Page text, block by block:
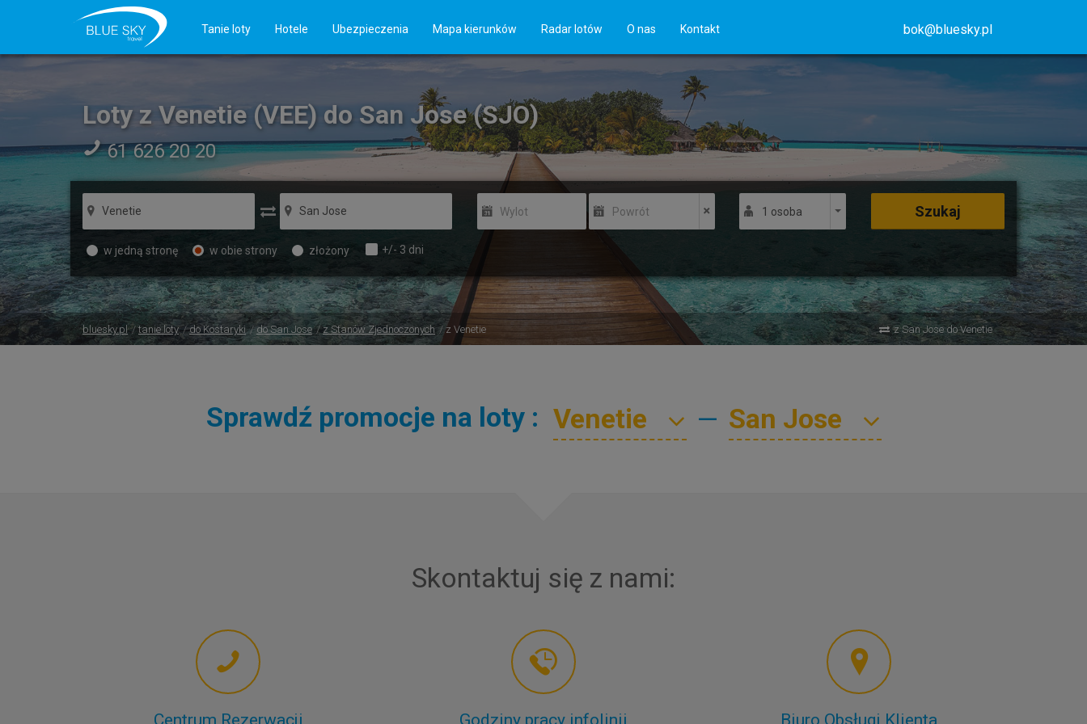
Tanie loty Hotele Ubezpieczenia Mapa kierunków Radar lotów O nas Kontakt bok@bluesky.pl
Loty z Venetie (VEE) do San Jose (SJO)
61 626 20 20
Wylot Powrót 1 osoba
w jedną stronę w obie strony złożony +/- 3 dni
Szukaj
bluesky.pl tanie loty do Kostaryki do San Jose z Stanów Zjednoczonych z Venetie z San Jose do Venetie
Sprawdź promocje na loty : —
Skontaktuj się z nami: